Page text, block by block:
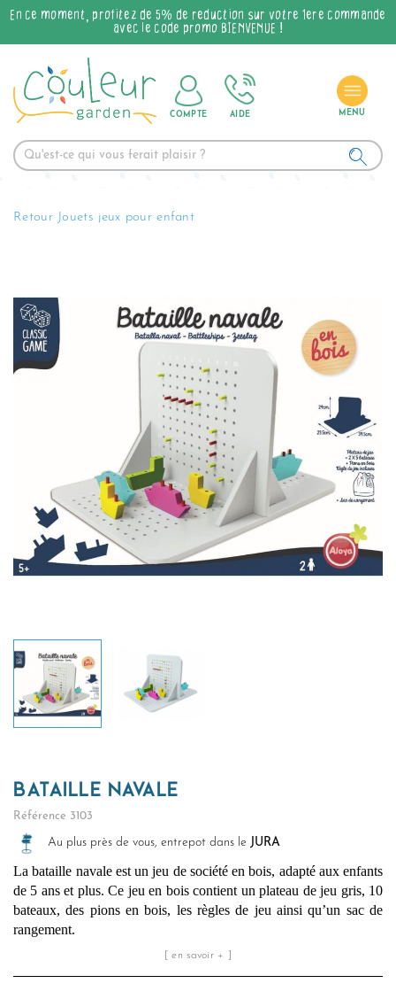
En ce moment, profitez de 5% de réduction sur votre 1ère commande
avec le code promo BIENVENUE !
COMPTE AIDE
Retour Jouets jeux pour enfant
BATAILLE NAVALE
Référence 3103
Au plus près de vous, entrepot dans le JURA
La bataille navale est un jeu de société en bois, adapté aux enfants
de 5 ans et plus. Ce jeu en bois contient un plateau de jeu gris, 10
bateaux, des pions en bois, les règles de jeu ainsi qu’un sac de
rangement.
[ en savoir + ]